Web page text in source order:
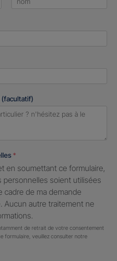
(facultatif)
*
en soumettant ce formulaire,
soient utilisées
cadre de ma demande
Aucun autre traitement ne
de retrait de votre consentement
formulaire, veuillez consulter notre